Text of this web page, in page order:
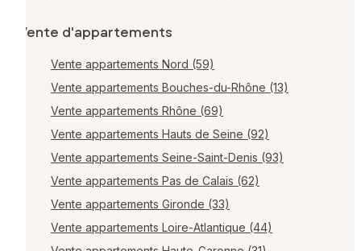
Vente d'appartements
Vente appartements Nord (59)
Vente appartements Bouches-du-Rhône (13)
Vente appartements Rhône (69)
Vente appartements Hauts de Seine (92)
Vente appartements Seine-Saint-Denis (93)
Vente appartements Pas de Calais (62)
Vente appartements Gironde (33)
Vente appartements Loire-Atlantique (44)